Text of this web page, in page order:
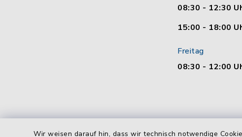
Wir weisen darauf hin, dass wir technisch notwendige
08:30 - 12:30
15:00 - 18:00
Freitag
08:30 - 12:00